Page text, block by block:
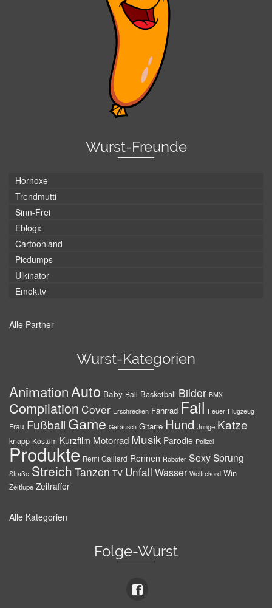
Wurst-Freunde
Hornoxe
Trendmutti
Sinn-Frei
Eblogx
Cartoonland
Picdumps
Ulkinator
Emok.tv
Alle Partner
Wurst-Kategorien
AnimationAuto Baby Ball Basketball Bilder BMX
Compilation Cover Erschrecken Fahrrad Fail Feuer Flugzeug
Frau Fußball Game Geräusch Gitarre Hund Junge Katze
knapp Kostüm Kurzfilm Motorrad Musik Parodie Polizei
Produkte Remi Gaillard Rennen Roboter SexySprung
Straße Streich Tanzen TV Unfall Wasser Weltrekord Win
Zeitlupe Zeitraffer
Alle Kategorien
Folge-Wurst